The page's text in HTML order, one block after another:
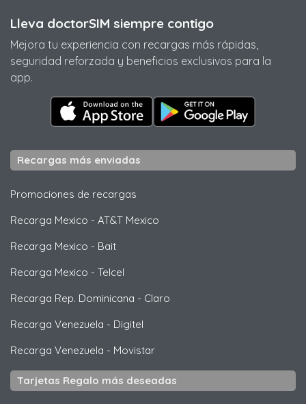
Lleva doctorSIM siempre contigo
Mejora tu experiencia con recargas más rápidas,
seguridad reforzada y beneficios exclusivos para la
app.
Recargas más enviadas
Promociones de recargas
Recarga Mexico - AT&T Mexico
Recarga Mexico - Bait
Recarga Mexico - Telcel
Recarga Rep. Dominicana - Claro
Recarga Venezuela - Digitel
Recarga Venezuela - Movistar
Tarjetas Regalo más deseadas